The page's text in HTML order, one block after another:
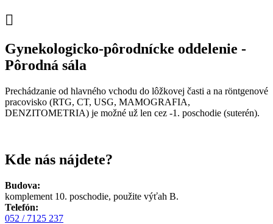
Gynekologicko-pôrodnícke oddelenie -
Pôrodná sála
Prechádzanie od hlavného vchodu do lôžkovej časti a na röntgenové
pracovisko (RTG, CT, USG, MAMOGRAFIA,
DENZITOMETRIA) je možné už len cez -1. poschodie (suterén).
Kde nás nájdete?
Budova:
komplement 10. poschodie, použite výťah B.
Telefón:
052 / 7125 237